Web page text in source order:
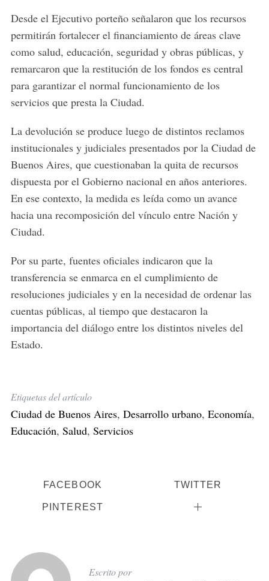
Desde el Ejecutivo porteño señalaron que los recursos
permitirán fortalecer el financiamiento de áreas clave
como salud, educación, seguridad y obras públicas, y
remarcaron que la restitución de los fondos es central
para garantizar el normal funcionamiento de los
servicios que presta la Ciudad.
La devolución se produce luego de distintos reclamos
institucionales y judiciales presentados por la Ciudad de
Buenos Aires, que cuestionaban la quita de recursos
dispuesta por el Gobierno nacional en años anteriores.
En ese contexto, la medida es leída como un avance
hacia una recomposición del vínculo entre Nación y
Ciudad.
Por su parte, fuentes oficiales indicaron que la
transferencia se enmarca en el cumplimiento de
resoluciones judiciales y en la necesidad de ordenar las
cuentas públicas, al tiempo que destacaron la
importancia del diálogo entre los distintos niveles del
Estado.
Etiquetas del artículo
Ciudad de Buenos Aires, Desarrollo urbano, Economía,
Educación, Salud, Servicios
FACEBOOK TWITTER
PINTEREST
Escrito por